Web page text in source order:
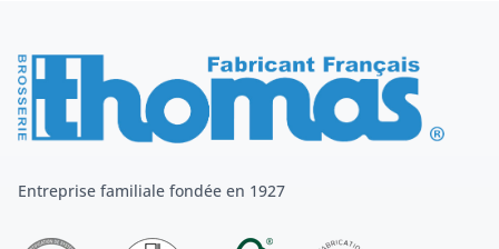
Entreprise familiale fondée en 1927